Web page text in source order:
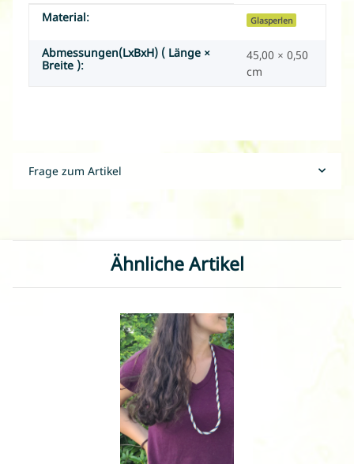
Produkteigenschaft
Wert
Material: Glasperlen
Abmessungen(LxBxH) ( Länge ×
Breite ):
45,00 × 0,50
cm
Frage zum Artikel
Ähnliche Artikel